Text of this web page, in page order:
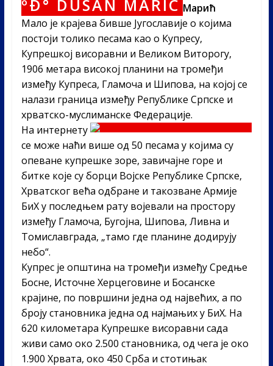
Марић
Мало је крајева бивше Југославије о којима
постоји толико песама као о Купресу,
Купрешкој висоравни и Великом Виторогу,
1906 метара високој планини на тромеђи
између Купреса, Гламоча и Шипова, на којој се
налази граница између Републике Српске и
хрватско-муслиманске Федерације.
На интернету
се може наћи више од 50 песама у којима су
опеване купрешке зоре, завичајне горе и
битке које су борци Војске Републике Српске,
Хрватског већа одбране и такозване Армије
БиХ у последњем рату војевали на простору
између Гламоча, Бугојна, Шипова, Ливна и
Томиславграда, „тамо где планине додирују
небо“.
Купрес је општина на тромеђи између Средње
Босне, Источне Херцеговине и Босанске
крајине, по површини једна од највећих, а по
броју становника једна од најмањих у БиХ. На
620 километара Купрешке висоравни сада
живи само око 2.500 становника, од чега је око
1.900 Хрвата, око 450 Срба и стотињак